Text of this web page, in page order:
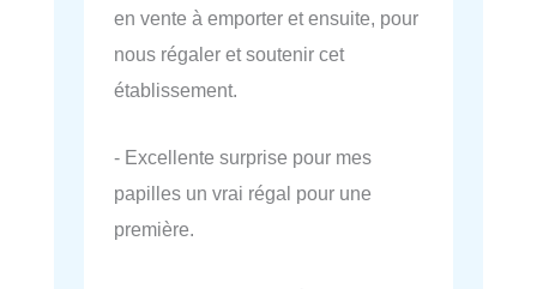
en vente à emporter et ensuite, pour
nous régaler et soutenir cet
établissement.
- Excellente surprise pour mes
papilles un vrai régal pour une
première.